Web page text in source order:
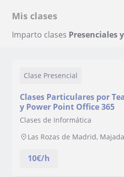
Mis clases
Imparto clases Presenciales
Clase Presencial
Clases Particulares por
y Power Point Office 365
Clases de Informática
Las Rozas de Madrid,
10€/h